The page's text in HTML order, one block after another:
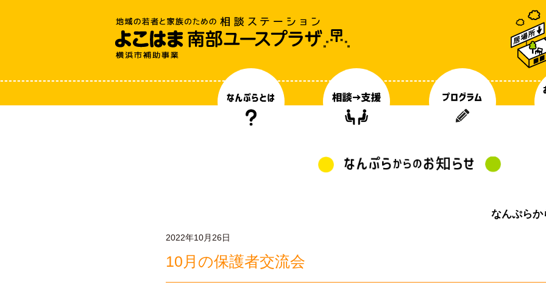
なんぷらか
2022年10月26日
10月の保護者交流会